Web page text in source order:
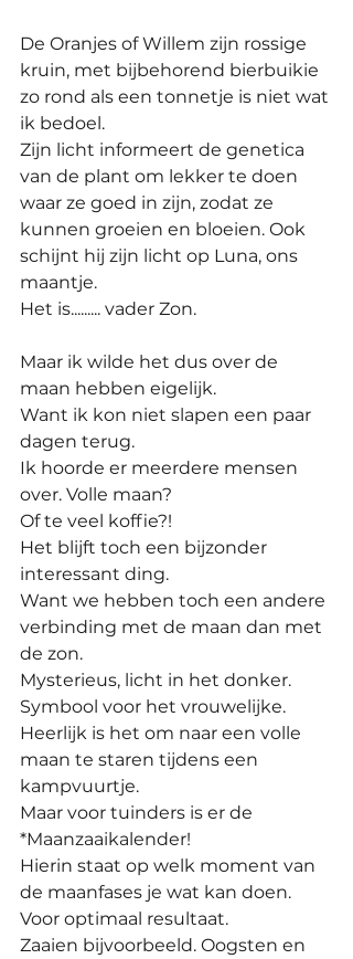
De Oranjes of Willem zijn rossige
kruin, met bijbehorend bierbuikie
zo rond als een tonnetje is niet wat
ik bedoel.
Zijn licht informeert de genetica
van de plant om lekker te doen
waar ze goed in zijn, zodat ze
kunnen groeien en bloeien. Ook
schijnt hij zijn licht op Luna, ons
maantje.
Het is......... vader Zon.
Maar ik wilde het dus over de
maan hebben eigelijk.
Want ik kon niet slapen een paar
dagen terug.
Ik hoorde er meerdere mensen
over. Volle maan?
Of te veel koffie?!
Het blijft toch een bijzonder
interessant ding.
Want we hebben toch een andere
verbinding met de maan dan met
de zon.
Mysterieus, licht in het donker.
Symbool voor het vrouwelijke.
Heerlijk is het om naar een volle
maan te staren tijdens een
kampvuurtje.
Maar voor tuinders is er de
*Maanzaaikalender!
Hierin staat op welk moment van
de maanfases je wat kan doen.
Voor optimaal resultaat.
Zaaien bijvoorbeeld. Oogsten en